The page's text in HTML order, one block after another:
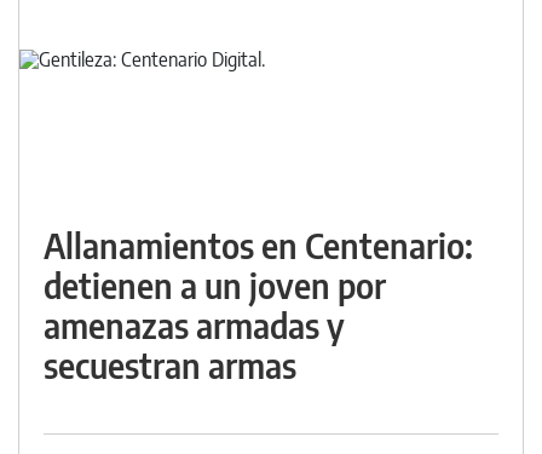
Allanamientos en Centenario:
detienen a un joven por
amenazas armadas y
secuestran armas